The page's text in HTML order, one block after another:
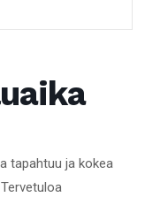
tapahtuu ja kokea